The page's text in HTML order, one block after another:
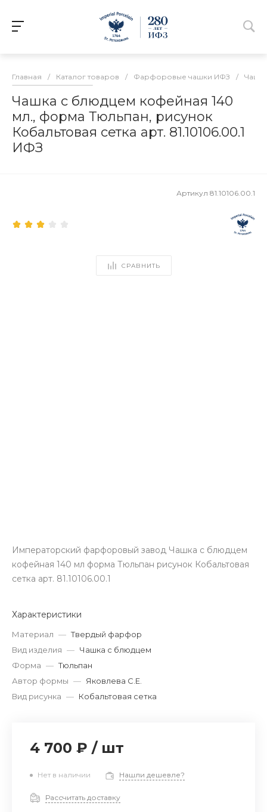
Главная / Каталог товаров / Фарфоровые чашки ИФЗ /
Чашка с блюдцем кофейная 140
мл., форма Тюльпан, рисунок
Кобальтовая сетка арт. 81.10106.00.1
ИФЗ
Артикул 81.10106.00.1
СРАВНИТЬ
Императорский фарфоровый завод Чашка с блюдцем
кофейная 140 мл форма Тюльпан рисунок Кобальтовая
сетка арт. 81.10106.00.1
Характеристики
Материал — Твердый фарфор
Вид изделия — Чашка с блюдцем
Форма — Тюльпан
Автор формы — Яковлева С.Е.
Вид рисунка — Кобальтовая сетка
4 700 ₽ / шт
Нет в наличии Нашли дешевле?
Рассчитать доставку